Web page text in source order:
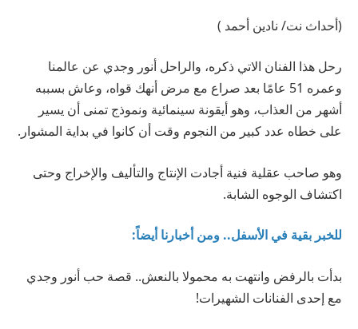
(أحداث نت/ نادين أحمد )
رحل هذا الفنان الاتي ذكره، والراحل أنور وجدي عن عالمنا
وعمره 51 عامًا بعد صراع مع مرض أنهك قواه، وعاش بسببه
أشهر من العذاب، وهو أيقونة سينمائية ونموذج تمنى أن يسير
على خطاه عدد كبير من النجوم وقت أن كانوا في بداية المشوار.
وهو صاحب عقلية فنية أجادت الإنتاج والتأليف والإخراج وحتى
اكتشاف الوجوه الشابة.
للخبر بقية في الأسفل.. ومن أخبارنا أيضاً:
بدأت بالرفض وانتهت به محمولا بالنعش.. قصة حب أنور وجدي
مع إحدى الفنانات الشهيرات!